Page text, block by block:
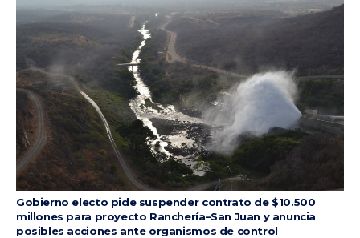
Gobierno electo pide suspender contrato de $10.500
millones para proyecto Ranchería–San Juan y anuncia
posibles acciones ante organismos de control